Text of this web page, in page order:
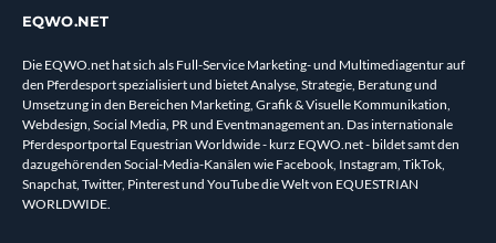
EQWO.NET
Die EQWO.net hat sich als Full-Service Marketing- und Multimediagentur auf
den Pferdesport spezialisiert und bietet Analyse, Strategie, Beratung und
Umsetzung in den Bereichen Marketing, Grafik & Visuelle Kommunikation,
Webdesign, Social Media, PR und Eventmanagement an. Das internationale
Pferdesportportal Equestrian Worldwide - kurz EQWO.net - bildet samt den
dazugehörenden Social-Media-Kanälen wie Facebook, Instagram, TikTok,
Snapchat, Twitter, Pinterest und YouTube die Welt von EQUESTRIAN
WORLDWIDE.